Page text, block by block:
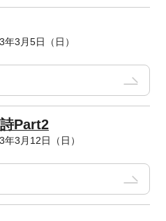
3月5日（日）
Part2
3月12日（日）